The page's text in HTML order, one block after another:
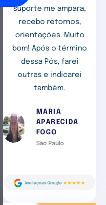
suporte me ampara,
recebo retornos,
orientações. Muito
bom! Após o término
dessa Pós, farei
outras e indicarei
também.
MARIA
APARECIDA
FOGO
São Paulo